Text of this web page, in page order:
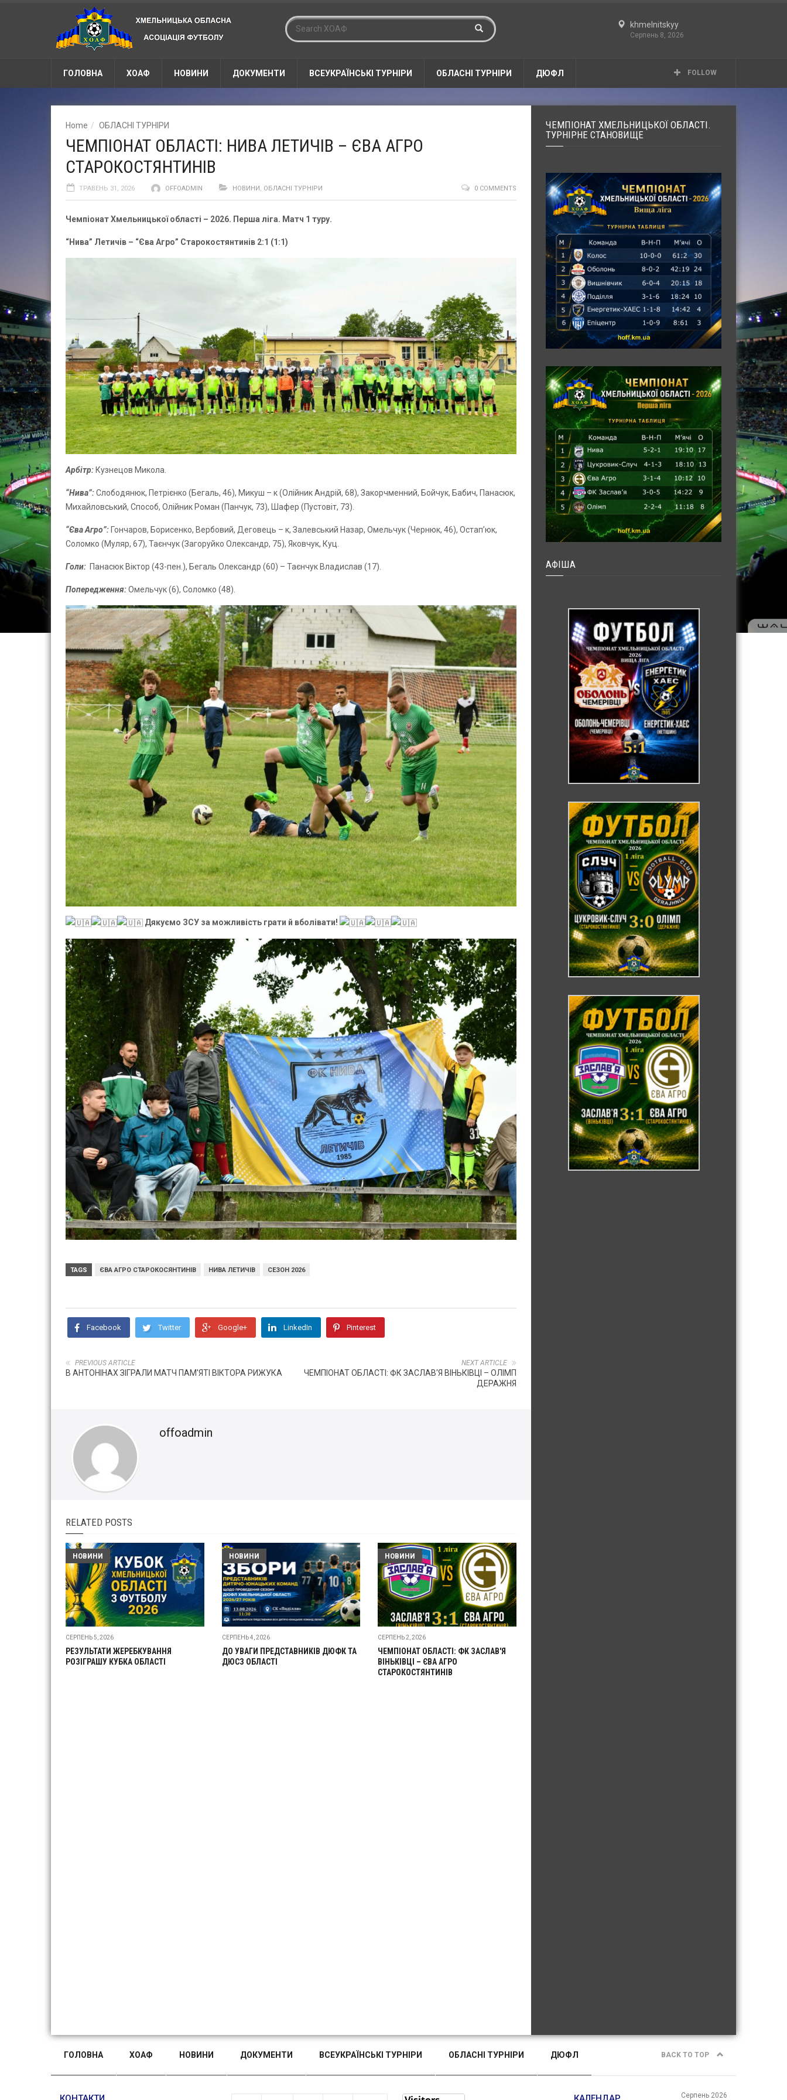
khmelnitskyy
Серпень 8, 2026
ГОЛОВНА ХОАФ НОВИНИ ДОКУМЕНТИ ВСЕУКРАЇНСЬКІ ТУРНІРИ ОБЛАСНІ ТУРНІРИ ДЮФЛ FOLLOW
Home ОБЛАСНІ ТУРНІРИ
ЧЕМПІОНАТ ОБЛАСТІ: НИВА ЛЕТИЧІВ – ЄВА АГРО
СТАРОКОСТЯНТИНІВ
ТРАВЕНЬ 31, 2026 OFFOADMIN НОВИНИ, ОБЛАСНІ ТУРНІРИ 0 COMMENTS
Чемпіонат Хмельницької області – 2026. Перша ліга. Матч 1 туру.
“Нива” Летичів – “Єва Агро” Старокостянтинів 2:1 (1:1)
Арбітр: Кузнецов Микола.
“Нива”:Слободянюк, Петрієнко (Бегаль, 46), Микуш – к (Олійник Андрій, 68), Закорчменний, Бойчук, Бабич, Панасюк,
Михайловський, Способ, Олійник Роман (Панчук, 73), Шафер (Пустовіт, 73).
“Єва Агро”: Гончаров, Борисенко, Вербовий, Деговець – к, Залевський Назар, Омельчук (Чернюк, 46), Остап’юк,
Соломко (Муляр, 67), Таєнчук (Загоруйко Олександр, 75), Яковчук, Куц.
Голи: Панасюк Віктор (43-пен.), Бегаль Олександр (60) – Таєнчук Владислав (17).
Попередження:Омельчук (6), Соломко (48).
Дякуємо ЗСУ за можливість грати й вболівати!
TAGS ЄВА АГРО СТАРОКОСЯНТИНІВ НИВА ЛЕТИЧІВ СЕЗОН 2026
Facebook Twitter Google+ LinkedIn Pinterest
NEXT ARTICLE
ЧЕМПІОНАТ ОБЛАСТІ: ФК ЗАСЛАВ'Я ВІНЬКІВЦІ – ОЛІМП
ДЕРАЖНЯ
PREVIOUS ARTICLE
В АНТОНІНАХ ЗІГРАЛИ МАТЧ ПАМ'ЯТІ ВІКТОРА РИЖУКА
offoadmin
RELATED POSTS
НОВИНИ
СЕРПЕНЬ 5, 2026
РЕЗУЛЬТАТИ ЖЕРЕБКУВАННЯ
РОЗІГРАШУ КУБКА ОБЛАСТІ
НОВИНИ
СЕРПЕНЬ 4, 2026
ДО УВАГИ ПРЕДСТАВНИКІВ ДЮФК ТА
ДЮСЗ ОБЛАСТІ
НОВИНИ
СЕРПЕНЬ 2, 2026
ЧЕМПІОНАТ ОБЛАСТІ: ФК ЗАСЛАВ'Я
ВІНЬКІВЦІ – ЄВА АГРО
СТАРОКОСТЯНТИНІВ
ЧЕМПІОНАТ ХМЕЛЬНИЦЬКОЇ ОБЛАСТІ.
ТУРНІРНЕ СТАНОВИЩЕ
АФІША
ГОЛОВНА ХОАФ НОВИНИ ДОКУМЕНТИ ВСЕУКРАЇНСЬКІ ТУРНІРИ ОБЛАСНІ ТУРНІРИ ДЮФЛ BACK TO TOP
Серпень 2026